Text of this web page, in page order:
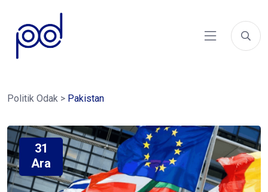
Politik Odak > Pakistan
31
Ara